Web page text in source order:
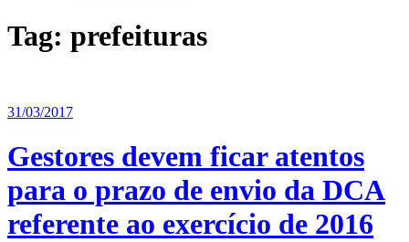
Tag: prefeituras
31/03/2017
Gestores devem ficar atentos
para o prazo de envio da DCA
referente ao exercício de 2016